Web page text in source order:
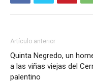
Artículo anterior
Quinta Negredo, un
a las viñas viejas del
palentino